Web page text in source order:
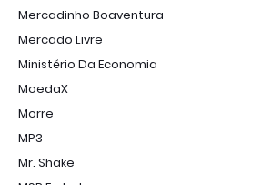
Mercadinho Boaventura
Mercado Livre
Ministério Da Economia
MoedaX
Morre
MP3
Mr. Shake